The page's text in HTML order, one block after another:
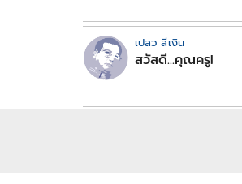
เปลว สีเงิน
สวัสดี...คุณครู!